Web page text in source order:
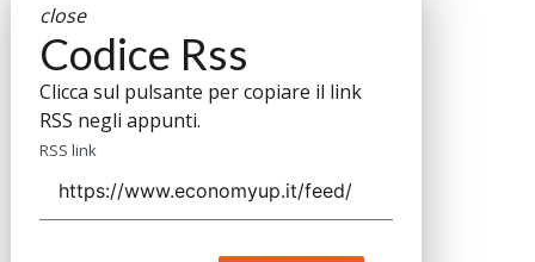
close
Codice Rss
Clicca sul pulsante per copiare il link
RSS negli appunti.
RSS link